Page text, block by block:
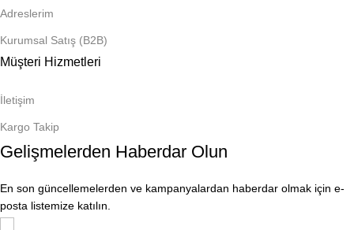
Adreslerim
Kurumsal Satış (B2B)
Müşteri Hizmetleri
İletişim
Kargo Takip
Gelişmelerden Haberdar Olun
En son güncellemelerden ve kampanyalardan haberdar olmak için e-
posta listemize katılın.